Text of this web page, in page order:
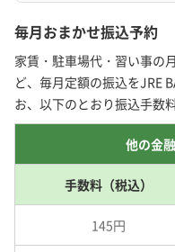
毎月おまかせ振込予約
家賃・駐車場代・習い事の
ど、毎月定額の振込をJRE
お、以下のとおり振込手数
他の金
手数料（税込）
145円